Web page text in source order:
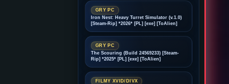
GRY PC
Iron Nest: Heavy Turret Simulator (v.1.0)
[Steam-Rip] *2026* [PL] [exe] [ToAlien]
GRY PC
The Scouring (Build 24569233) [Steam-
Rip] *2025* [PL] [exe] [ToAlien]
FILMY XVID/DIVX